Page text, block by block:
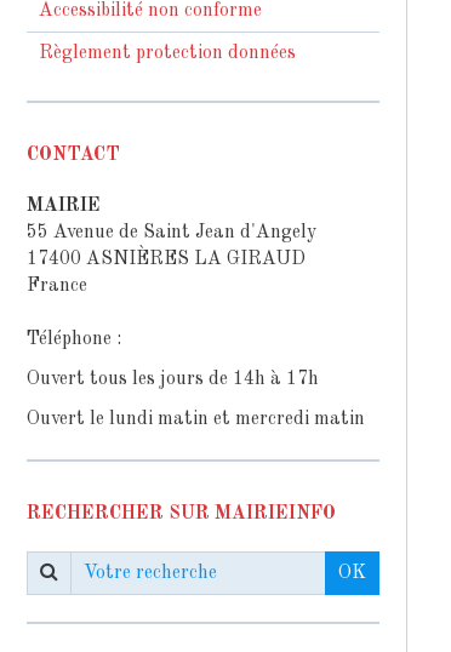
Accessibilité non conforme
Règlement protection données
CONTACT
MAIRIE
55 Avenue de Saint Jean d'Angely
17400 ASNIÈRES LA GIRAUD
France
Téléphone :
Ouvert tous les jours de 14h à 17h
Ouvert le lundi matin et mercredi matin
RECHERCHER SUR MAIRIEINFO
OK